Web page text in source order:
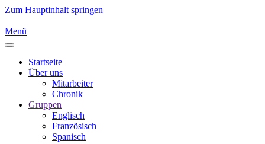
Zum Hauptinhalt springen
Menü
Startseite
Über uns
Mitarbeiter
Chronik
Gruppen
Englisch
Französisch
Spanisch